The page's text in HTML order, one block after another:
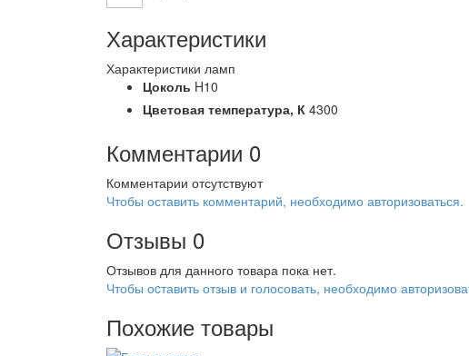
Характеристики
Характеристики ламп
Цоколь H10
Цветовая температура, К 4300
Комментарии 0
Комментарии отсутствуют
Чтобы оставить комментарий, необходимо авторизоваться.
Отзывы 0
Отзывов для данного товара пока нет.
Чтобы оcтавить отзыв и голосовать, необходимо
Похожие товары